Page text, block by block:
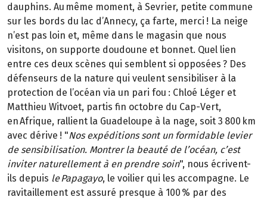
dauphins. Au même moment, à Sevrier, petite commune
sur les bords du lac d’Annecy, ça farte, merci ! La neige
n’est pas loin et, même dans le magasin que nous
visitons, on supporte doudoune et bonnet. Quel lien
entre ces deux scènes qui semblent si opposées ? Des
défenseurs de la nature qui veulent sensibiliser à la
protection de l’océan via un pari fou : Chloé Léger et
Matthieu Witvoet, partis fin octobre du Cap-Vert,
en Afrique, rallient la Guadeloupe à la nage, soit 3 800 km
avec dérive ! "Nos expéditions sont un formidable levier
de sensibilisation. Montrer la beauté de l’océan, c’est
inviter naturellement à en prendre soin", nous écrivent-
ils depuis le Papagayo, le voilier qui les accompagne. Le
ravitaillement est assuré presque à 100 % par des